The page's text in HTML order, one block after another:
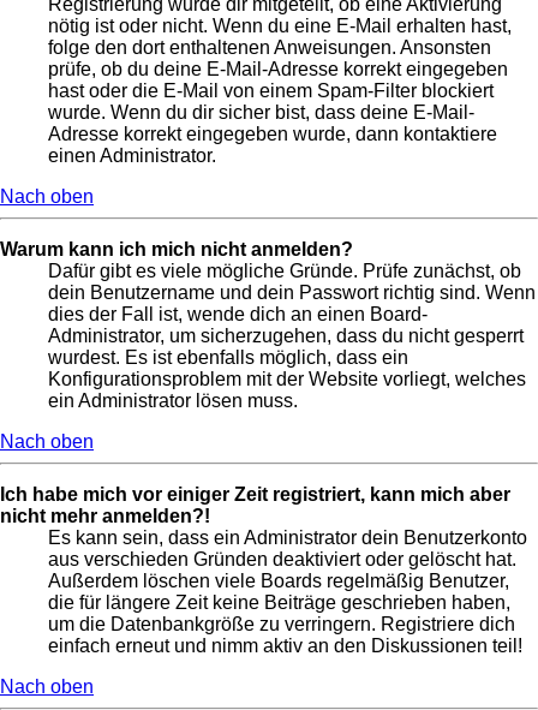
Registrierung wurde dir mitgeteilt, ob eine Aktivierung
nötig ist oder nicht. Wenn du eine E-Mail erhalten hast,
folge den dort enthaltenen Anweisungen. Ansonsten
prüfe, ob du deine E-Mail-Adresse korrekt eingegeben
hast oder die E-Mail von einem Spam-Filter blockiert
wurde. Wenn du dir sicher bist, dass deine E-Mail-
Adresse korrekt eingegeben wurde, dann kontaktiere
einen Administrator.
Nach oben
Warum kann ich mich nicht anmelden?
Dafür gibt es viele mögliche Gründe. Prüfe zunächst, ob
dein Benutzername und dein Passwort richtig sind. Wenn
dies der Fall ist, wende dich an einen Board-
Administrator, um sicherzugehen, dass du nicht gesperrt
wurdest. Es ist ebenfalls möglich, dass ein
Konfigurationsproblem mit der Website vorliegt, welches
ein Administrator lösen muss.
Nach oben
Ich habe mich vor einiger Zeit registriert, kann mich aber
nicht mehr anmelden?!
Es kann sein, dass ein Administrator dein Benutzerkonto
aus verschieden Gründen deaktiviert oder gelöscht hat.
Außerdem löschen viele Boards regelmäßig Benutzer,
die für längere Zeit keine Beiträge geschrieben haben,
um die Datenbankgröße zu verringern. Registriere dich
einfach erneut und nimm aktiv an den Diskussionen teil!
Nach oben